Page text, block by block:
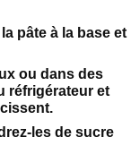
pâte à la base et
ou dans des
réfrigérateur et
les de sucre